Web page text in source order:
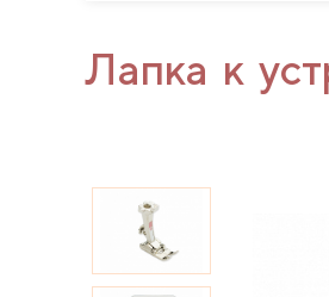
Лапка к